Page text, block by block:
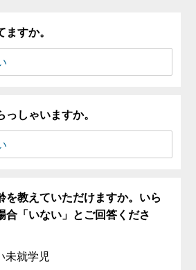
ますか。
っしゃいますか。
を教えていただけますか。いら
合「いない」とご回答くださ
未就学児